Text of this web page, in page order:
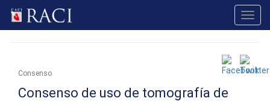
Consenso
Consenso de uso de tomografía de